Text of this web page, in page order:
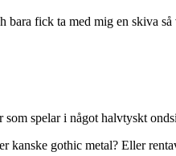
bara fick ta med mig en skiva
spelar i något halvtyskt
kanske gothic metal? Eller